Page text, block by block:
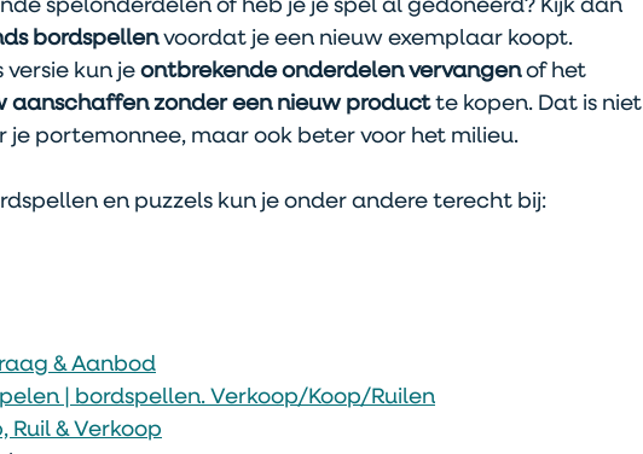
spelonderdelen of heb je je spel al gedoneerd? Kijk dan
bordspellen voordat je een nieuw exemplaar koopt.
kun je ontbrekende onderdelen vervangen of het
aanschaffen zonder een nieuw product te kopen. Dat is niet
je portemonnee, maar ook beter voor het milieu.
en puzzels kun je onder andere terecht bij:
& Aanbod
| bordspellen. Verkoop/Koop/Ruilen
Ruil & Verkoop